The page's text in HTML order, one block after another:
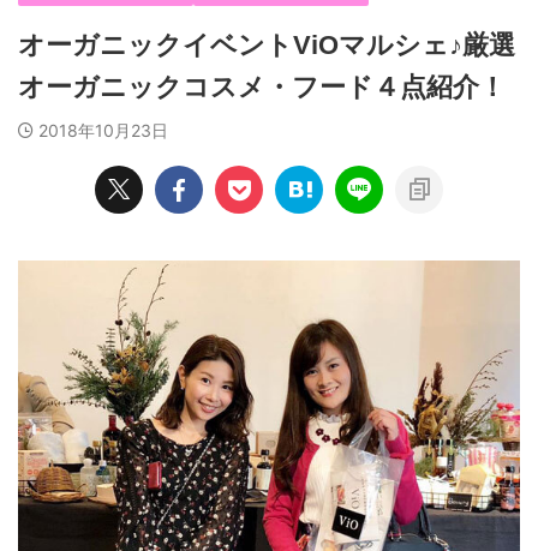
オーガニックイベントViOマルシェ♪厳選
オーガニックコスメ・フード４点紹介！
2018年10月23日